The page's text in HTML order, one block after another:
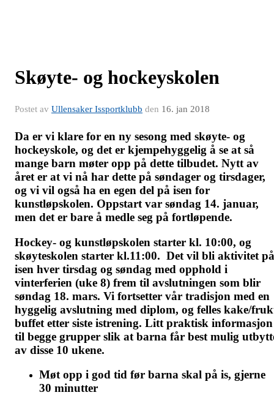
Skøyte- og hockeyskolen
Postet av Ullensaker Issportklubb den 16. jan 2018
Da er vi klare for en ny sesong med skøyte- og
hockeyskole, og det er kjempehyggelig å se at så
mange barn møter opp på dette tilbudet. Nytt av
året er at vi nå har dette på søndager og tirsdager,
og vi vil også ha en egen del på isen for
kunstløpskolen. Oppstart var søndag 14. januar,
men det er bare å medle seg på fortløpende.
Hockey- og kunstløpskolen starter kl. 10:00, og
skøyteskolen starter kl.11:00. Det vil bli aktivitet på
isen hver tirsdag og søndag med opphold i
vinterferien (uke 8) frem til avslutningen som blir
søndag 18. mars. Vi fortsetter vår tradisjon med en
hyggelig avslutning med diplom, og felles kake/
buffet etter siste istrening. Litt praktisk informasjon
til begge grupper slik at barna får best mulig
av disse 10 ukene.
Møt opp i god tid før barna skal på is, gjerne
30 minutter